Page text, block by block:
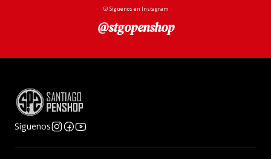
Síguenos en Instagram
@stgopenshop
Síguenos